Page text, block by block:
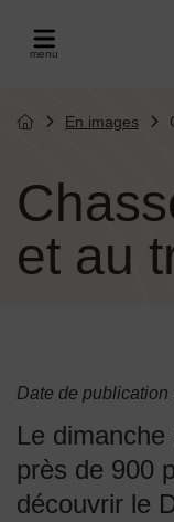
le menu
Page d'accueil du
En images
et au
Date de publication
Le
près de 900
découvrir le